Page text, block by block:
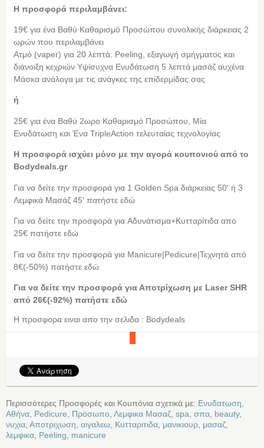
Η προσφορά περιλαμβάνει:
19€ για ένα Βαθύ Καθαρισμό Προσώπου συνολικής διάρκειας 2
ωρών που περιλαμβάνει
Ατμό (vaper) για 20 λεπτά. Peeling, εξαγωγή σμήγματος και
διάνοιξη κεχριών Υψίσυχνα Ενυδάτωση 5 λεπτά μασάζ αυχένα
Μάσκα ανάλογα με τις ανάγκες της επίδερμίδας σας
ή
25€ για ένα Βαθύ 2ωρο Καθαρισμό Προσώπου, Μία
Ενυδάτωση και Ένα TripleAction τελευταίας τεχνολογίας
Η προσφορά ισχύει μόνο με την αγορά κουπονιού από τo
Bodydeals.gr
Για να δείτε την προσφορά για 1 Golden Spa διάρκειας 50′ ή 3
Λεμφικά Μασάζ 45′ πατήστε εδώ
Για να δείτε την προσφορά για Αδυνάτισμα+Κυτταρίτιδα απο
25€ πατήστε εδώ
Για να δείτε την προσφορά για Manicure|Pedicure|Τεχνητά από
8€(-50%) πατήστε εδώ
Για να δείτε την προσφορά για Αποτρίχωση με Laser SHR
από 26€(-92%) πατήστε εδώ
Η προσφορα ειναι απο την σελιδα : Bodydeals
Περισσότερες Προσφορές και Κουπόνια σχετικά με: Ενυδατωση
Αθήνα Pedicure Πρόσωπο Λεμφικα Μασαζ spa σπα beauty,
νυχια Αποτριχωση αιγαλεω Κυτταριτιδα μανικιουρ μασαζ
λεμφικα Peeling
manicure